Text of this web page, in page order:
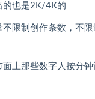
的也是2K/4K的
不限制创作条数，不
面上那些数字人按分